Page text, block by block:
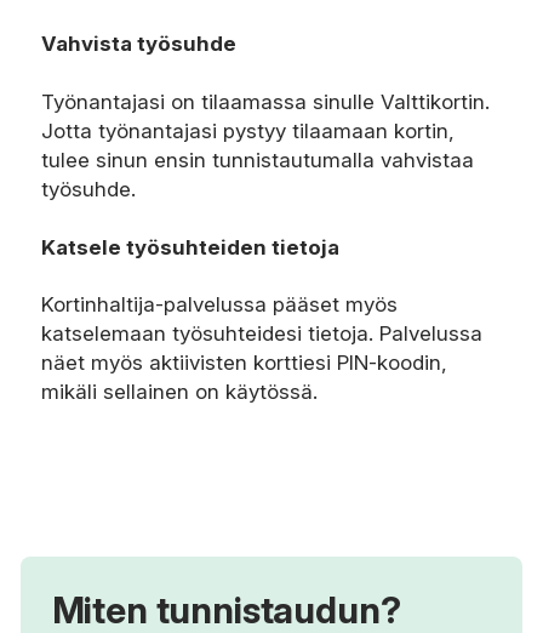
Vahvista työsuhde
Työnantajasi on tilaamassa sinulle Valttikortin.
Jotta työnantajasi pystyy tilaamaan kortin,
tulee sinun ensin tunnistautumalla vahvistaa
työsuhde.
Katsele työsuhteiden tietoja
Kortinhaltija-palvelussa pääset myös
katselemaan työsuhteidesi tietoja. Palvelussa
näet myös aktiivisten korttiesi PIN-koodin,
mikäli sellainen on käytössä.
Miten tunnistaudun?